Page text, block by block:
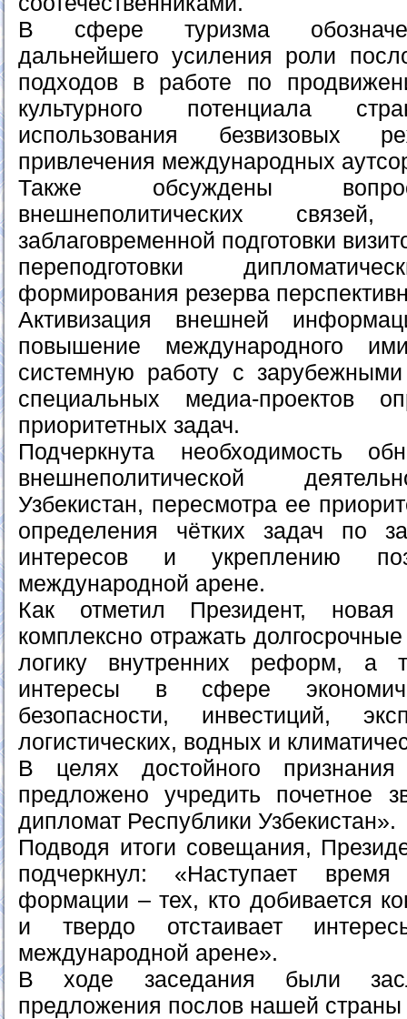
В сфере туризма
дальнейшего усиления роли
подходов в работе по
культурного потенциала
использования безвизовых
привлечения международных
Также обсуждены
внешнеполитических
заблаговременной подготовки
переподготовки
формирования резерва
Активизация внешней
повышение международного
системную работу с
специальных медиа-проектов
приоритетных задач.
Подчеркнута необходимость
внешнеполитической
Узбекистан, пересмотра ее
определения чётких задач по
интересов и укреплению
международной арене.
Как отметил Президент,
комплексно отражать
логику внутренних реформ, а
интересы в сфере
безопасности, инвестиций,
логистических, водных и
В целях достойного признания
предложено учредить почетное
дипломат Республики Узбекистан».
Подводя итоги совещания,
подчеркнул: «Наступает
формации – тех, кто добивается
и твердо отстаивает
международной арене».
В ходе заседания были
предложения послов нашей